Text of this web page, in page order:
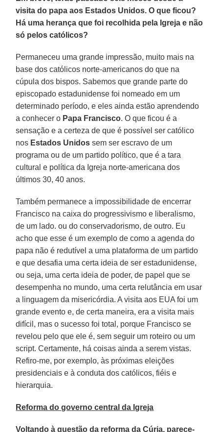
visita do papa aos Estados Unidos. O que ficou?
Há uma herança que foi recolhida pela Igreja e não
só pelos católicos?
Permaneceu uma grande impressão, muito mais na
base dos católicos norte-americanos do que na
cúpula dos bispos. Sabemos que grande parte do
episcopado estadunidense foi nomeado em um
determinado período, e eles ainda estão aprendendo
a conhecer o Papa Francisco. O que ficou é a
sensação e a certeza de que é possível ser católico
nos Estados Unidos sem ser escravo de um
programa ou de um partido político, que é a tara
cultural e política da Igreja norte-americana dos
últimos 30, 40 anos.
Também permanece a impossibilidade de encerrar
Francisco na caixa do progressivismo e liberalismo,
de um lado. ou do conservadorismo, de outro. Eu
acho que esse é um exemplo de como a agenda do
papa não é redutível a uma plataforma de um partido
e que desafia uma certa ideia de ser estadunidense,
ou seja, uma certa ideia de poder, de papel que se
desempenha no mundo, uma certa relutância em usar
a linguagem da misericórdia. A visita aos EUA foi um
grande evento e, de certa maneira, era a visita mais
difícil, mas o sucesso foi total, porque Francisco se
revelou pelo que ele é, sem seguir um roteiro ou um
script. Certamente, há coisas ainda a serem vistas.
Refiro-me, por exemplo, às próximas eleições
presidenciais e à conduta dos católicos, fiéis e
hierarquia.
Reforma do governo central da Igreja
Voltando à questão da reforma da Cúria, parece-